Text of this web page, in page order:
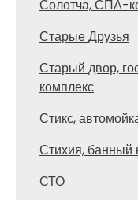
Солотча, СПА-
Старые Друзья
Старый двор,
комплекс
Стикс,
Стихия, банный
СТО